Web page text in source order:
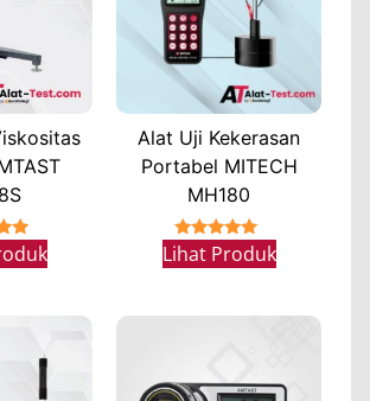
Alat Uji Kekerasan
Portabel MITECH
MH180
★★★★★
Lihat Produk